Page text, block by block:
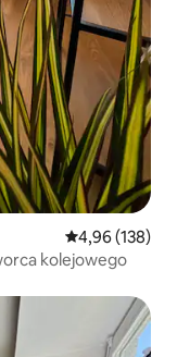
Średnia
4,96 (138)
kolejowego